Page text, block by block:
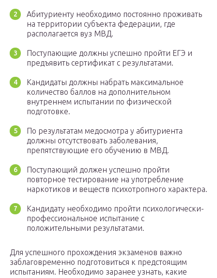
Абитуриенту необходимо постоянно проживать
на территории субъекта федерации, где
располагается вуз МВД.
Поступающие должны успешно пройти ЕГЭ и
предъявить сертификат с результатами.
Кандидаты должны набрать максимальное
количество баллов на дополнительном
внутреннем испытании по физической
подготовке.
По результатам медосмотра у абитуриента
должны отсутствовать заболевания,
препятствующие его обучению в МВД.
Поступающий должен успешно пройти
повторное тестирование на употребление
наркотиков и веществ психотропного характера.
Кандидату необходимо пройти психологически-
профессиональное испытание с
положительными результатами.
Для успешного прохождения экзаменов важно
заблаговременно подготовиться к предстоящим
испытаниям. Необходимо заранее узнать, какие